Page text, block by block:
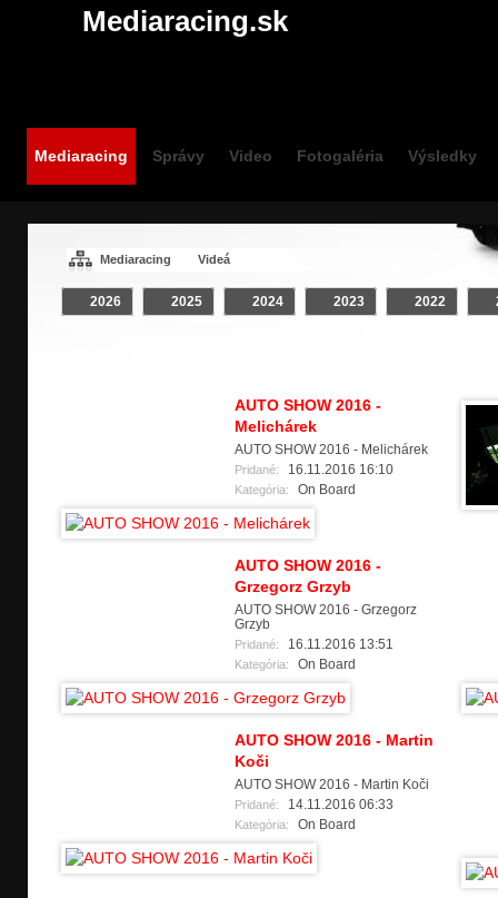
Mediaracing.sk
Mediaracing Správy Video Fotogaléria Výsledky
Mediaracing Videá
2026 2025 2024 2023 2022
AUTO SHOW 2016 -
Melichárek
AUTO SHOW 2016 - Melichárek
Pridané: 16.11.2016 16:10
Kategória: On Board
AUTO SHOW 2016 -
Grzegorz Grzyb
AUTO SHOW 2016 - Grzegorz
Grzyb
Pridané: 16.11.2016 13:51
Kategória: On Board
AUTO SHOW 2016 - Martin
Koči
AUTO SHOW 2016 - Martin Koči
Pridané: 14.11.2016 06:33
Kategória: On Board